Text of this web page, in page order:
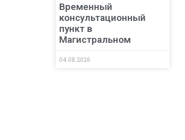
Временный
консультационный
пункт в
Магистральном
04.08.2026